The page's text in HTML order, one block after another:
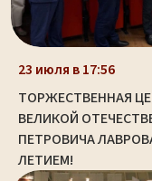
23 июля в 17:56
ТОРЖЕСТВЕННАЯ
ВЕЛИКОЙ
ПЕТРОВИЧА
ЛЕТИЕМ!